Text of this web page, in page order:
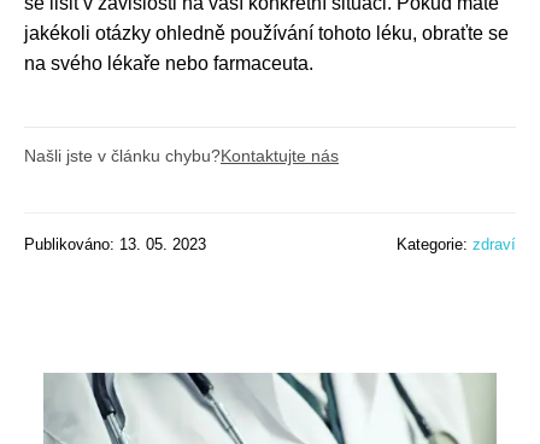
jakékoli otázky ohledně používání tohoto léku, obraťte se
na svého lékaře nebo farmaceuta.
Našli jste v článku chybu?Kontaktujte nás
Publikováno: 13. 05. 2023 Kategorie: zdraví